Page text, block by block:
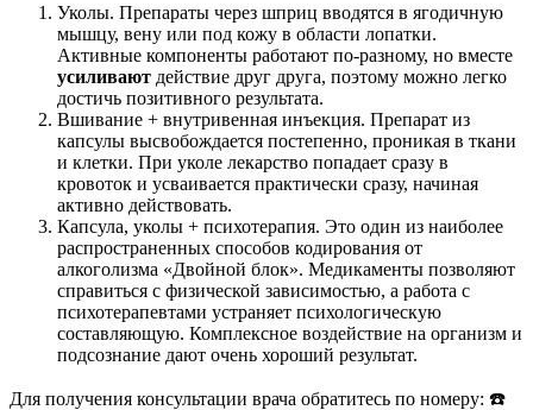
Уколы. Препараты через шприц вводятся в ягодичную
мышцу, вену или под кожу в области лопатки.
Активные компоненты работают по-разному, но вместе
усиливают действие друг друга, поэтому можно легко
достичь позитивного результата.
Вшивание + внутривенная инъекция. Препарат из
капсулы высвобождается постепенно, проникая в ткани
и клетки. При уколе лекарство попадает сразу в
кровоток и усваивается практически сразу, начиная
активно действовать.
Капсула, уколы + психотерапия. Это один из наиболее
распространенных способов кодирования от
алкоголизма «Двойной блок». Медикаменты позволяют
справиться с физической зависимостью, а работа с
психотерапевтами устраняет психологическую
составляющую. Комплексное воздействие на организм и
подсознание дают очень хороший результат.
Для получения консультации врача обратитесь по номеру: ☎️